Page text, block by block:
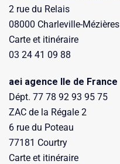
2 rue du Relais
08000 Charleville-Mézières
Carte et itinéraire
03 24 41 09 88
aei agence Ile de France
Dépt. 77 78 92 93 95 75
ZAC de la Régale 2
6 rue du Poteau
77181 Courtry
Carte et itinéraire